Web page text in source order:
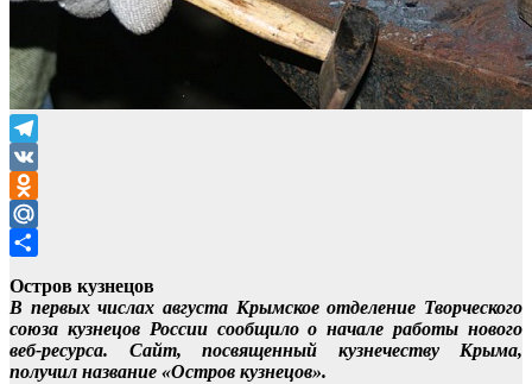
Telegram
VK
Odnoklassniki
Mail.Ru
Остров кузнецов
В первых числах августа Крымское отделение Творческого
союза кузнецов России сообщило о начале работы нового
веб-ресурса. Сайт, посвященный кузнечеству Крыма,
получил название «Остров кузнецов».